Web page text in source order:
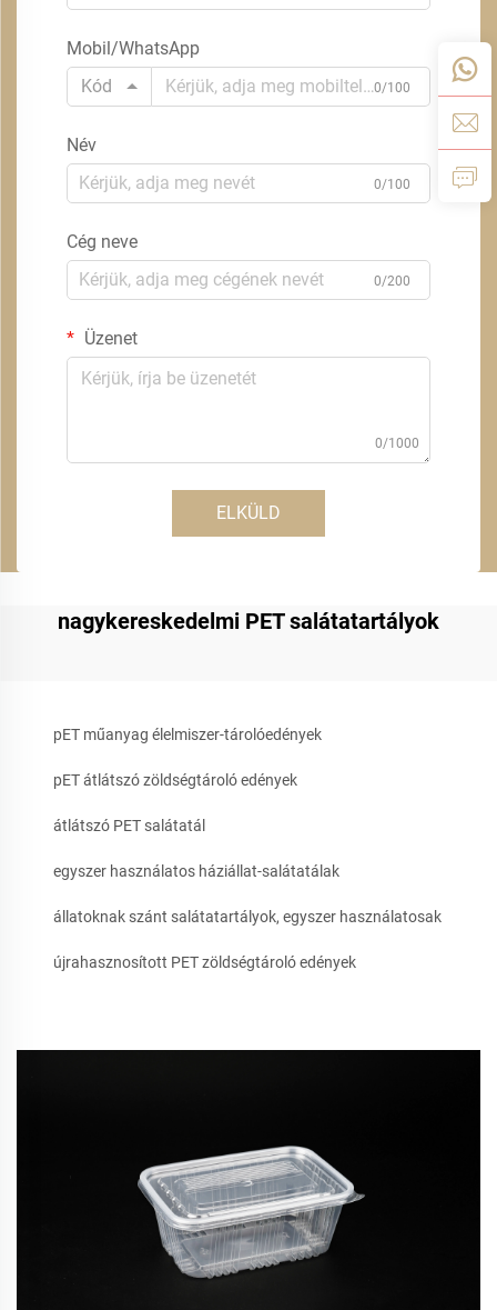
Mobil/WhatsApp
Kód
0/100
Név
0/100
Cég neve
0/200
Üzenet
0/1000
ELKÜLD
nagykereskedelmi PET salátatartályok
pET műanyag élelmiszer-tárolóedények
pET átlátszó zöldségtároló edények
átlátszó PET salátatál
egyszer használatos háziállat-salátatálak
állatoknak szánt salátatartályok, egyszer használatosak
újrahasznosított PET zöldségtároló edények